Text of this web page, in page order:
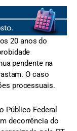
20 anos do
pendente na
O caso
processuais.
Público Federal
decorrência do